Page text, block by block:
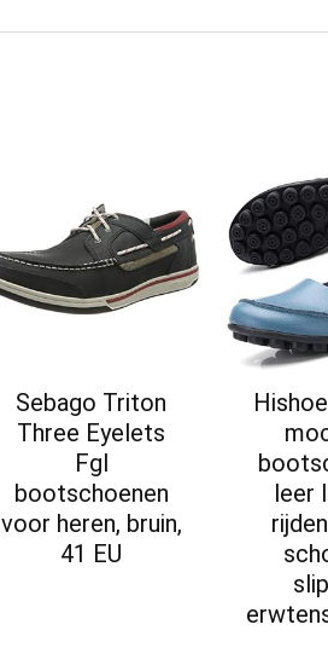
Sebago Triton
Three Eyelets
Fgl
bootschoenen
voor heren, bruin,
41 EU
leer